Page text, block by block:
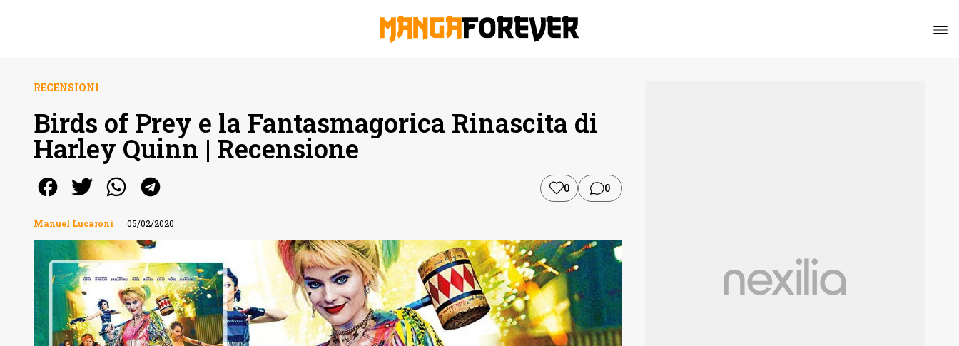
RECENSIONI
Birds of Prey e la Fantasmagorica Rinascita di
Harley Quinn | Recensione
0 0
Manuel Lucaroni 05/02/2020